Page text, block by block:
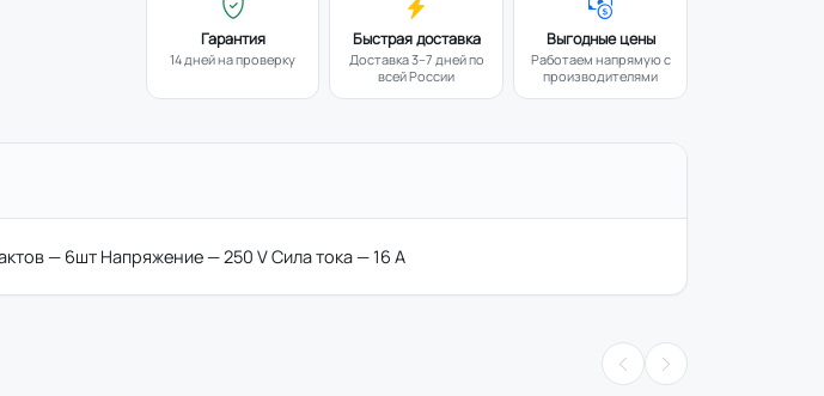
Гарантия
14 дней на проверку
Быстрая доставка
Доставка 3–7 дней по
всей России
Выгодные цены
Работаем напрямую с
производителями
— 6шт Напряжение — 250 V Сила тока — 16 A